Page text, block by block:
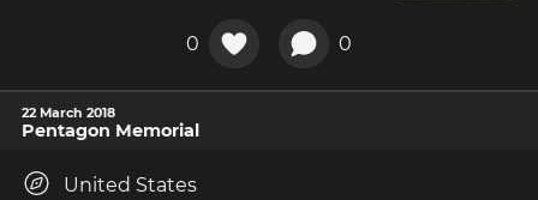
0 0
22 March 2018
Pentagon Memorial
United States